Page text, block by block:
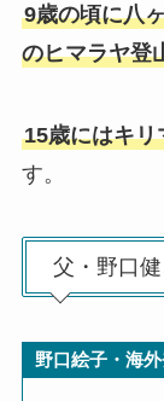
9歳の頃に八
のヒマラヤ登
15歳にはキリ
す。
父・野口
野口絵子・海